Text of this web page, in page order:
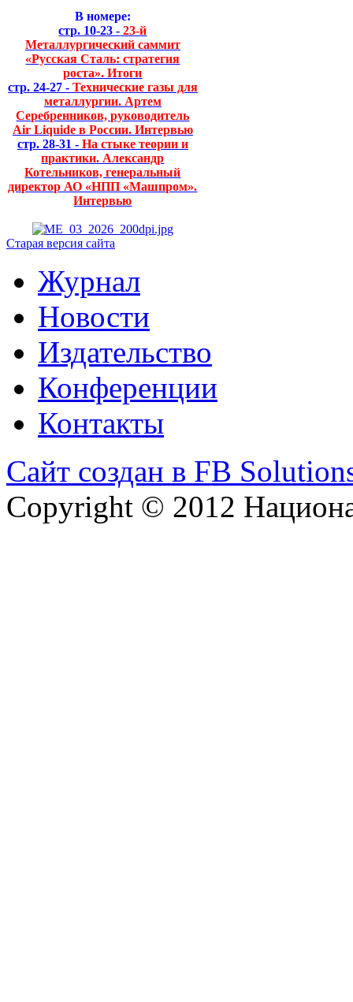
В номере:
стр. 10-23 - 23-й
Металлургический саммит
«Русская Сталь: стратегия
роста». Итоги
стр. 24-27 - Технические газы для
металлургии. Артем
Серебренников, руководитель
Air Liquide в России. Интервью
стр. 28-31 - На стыке теории и
практики. Александр
Котельников, генеральный
директор АО «НПП «Машпром».
Интервью
Старая версия сайта
Журнал
Новости
Издательство
Конференции
Контакты
Сайт создан в FB
Copyright © 2012